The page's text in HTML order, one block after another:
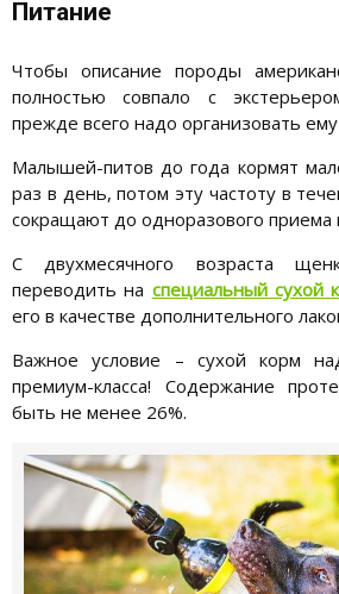
Питание
Чтобы описание породы
полностью совпало с
прежде всего надо организовать
Малышей-питов до года кормят
раз в день, потом эту частоту в
сокращают до одноразового приема
С двухмесячного возраста
переводить на специальный сухой
его в качестве дополнительного
Важное условие – сухой корм
премиум-класса! Содержание
быть не менее 26%.